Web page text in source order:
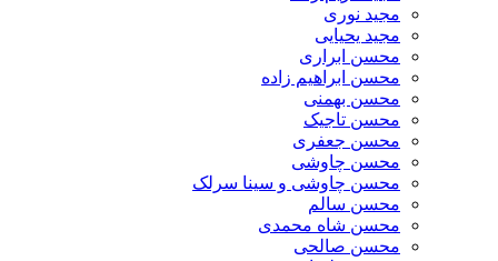
مجید نوری
مجید یحیایی
محسن ابراری
محسن ابراهیم زاده
محسن بهمنی
محسن تاجیک
محسن جعفری
محسن چاوشی
محسن چاوشی و سینا سرلک
محسن سالم
محسن شاه محمدی
محسن صالحی